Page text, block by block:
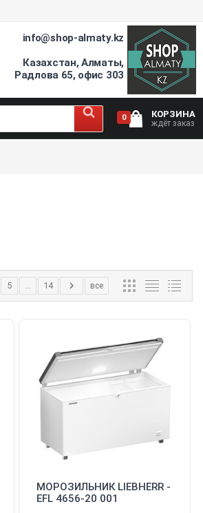
info@shop-almaty.kz
Казахстан, Алматы,
Радлова 65, офис 303
0 КОРЗИНА
ждёт заказ
5 14 все
МОРОЗИЛЬНИК LIEBHERR -
EFL 4656-20 001